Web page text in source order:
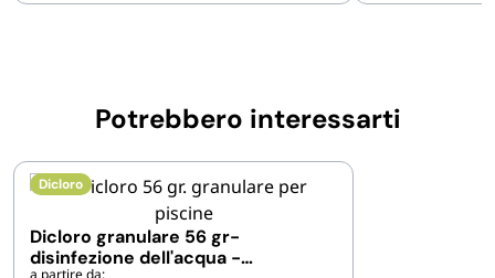
Potrebbero interessarti
Dicloro
Dicloro granulare 56 gr-
disinfezione dell'acqua -
a partire da: